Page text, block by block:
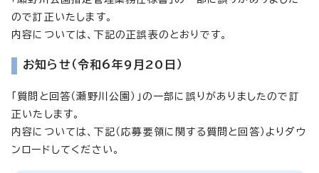
ので訂正いたします。
内容については、下記の正誤表のとおりです。
お知らせ（令和6年9月20日）
「質問と回答（瀬野川公園）」の一部に誤りがありましたので訂
正いたします。
内容については、下記（応募要領に関する質問と回答）よりダウ
ンロードしてください。